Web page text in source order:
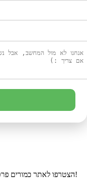
הצטרפו לאתר כמורים פרטיים והתחילו לקבל פניות מתלמידים עוד היום!